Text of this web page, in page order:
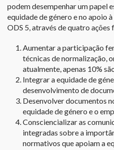
podem desempenhar um papel
equidade de género e no apoio
ODS 5, através de quatro ações
Aumentar a participação
técnicas de normalização,
atualmente, apenas 10%
Integrar a equidade de
desenvolvimento de
Desenvolver documentos
equidade de género e o
Consciencializar as
integradas sobre a
normativos que apoiam a